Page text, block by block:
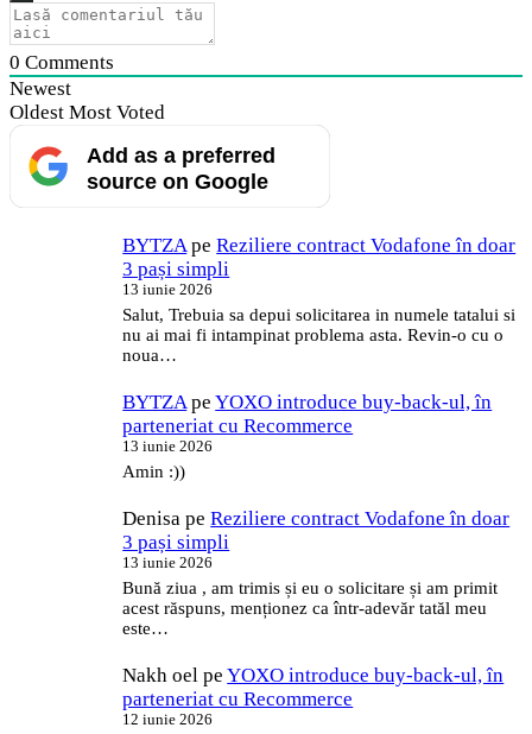
0 Comments
Newest
Oldest Most Voted
Add as a preferred
source on Google
BYTZA peReziliere contract Vodafone în doar
3 pași simpli
13 iunie 2026
Salut, Trebuia sa depui solicitarea in numele tatalui si
nu ai mai fi intampinat problema asta. Revin-o cu o
noua…
BYTZA peYOXO introduce buy-back-ul, în
parteneriat cu Recommerce
13 iunie 2026
Amin :))
Denisa peReziliere contract Vodafone în doar
3 pași simpli
13 iunie 2026
Bună ziua , am trimis și eu o solicitare și am primit
acest răspuns, menționez ca într-adevăr tatăl meu
este…
Nakh oel peYOXO introduce buy-back-ul, în
parteneriat cu Recommerce
12 iunie 2026